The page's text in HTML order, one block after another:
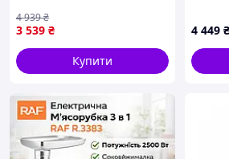
побутовий подрібнювач
м'яса для кухні
3 539 ₴
4 939₴
Купити
4 449 ₴